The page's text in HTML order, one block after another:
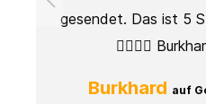
gesendet. Das ist 5
👍🏼👍🏼
Burkhard auf